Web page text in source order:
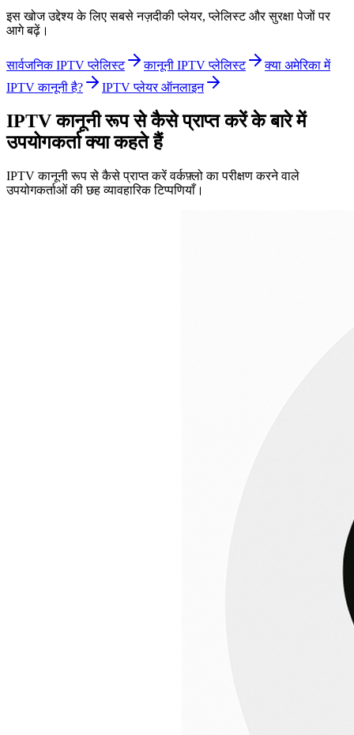
इस खोज उद्देश्य के लिए सबसे नज़दीकी प्लेयर, प्लेलिस्ट और सुरक्षा पेजों पर
आगे बढ़ें।
सार्वजनिक IPTV प्लेलिस्ट कानूनी IPTV प्लेलिस्ट
क्या अमेरिका में
IPTV कानूनी है?
IPTV प्लेयर ऑनलाइन
IPTV कानूनी रूप से कैसे प्राप्त करें के बारे में
उपयोगकर्ता क्या कहते हैं
IPTV कानूनी रूप से कैसे प्राप्त करें वर्कफ़्लो का परीक्षण करने वाले
उपयोगकर्ताओं की छह व्यावहारिक टिप्पणियाँ।